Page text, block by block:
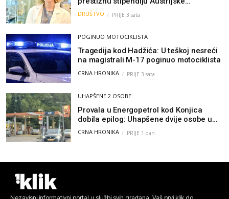
akademije nauka, njeno istraživanje
moglo bi pomoći djeci širom svijeta
DRUŠTVO PRIJE 3 sata
POGINUO MOTOCIKLISTA
Tragedija kod Hadžića: U teškoj nesreći
na magistrali M-17 poginuo motociklista
CRNA HRONIKA PRIJE 3 sata
UHAPŠENE 2 OSOBE
Provala u Energopetrol kod Konjica
dobila epilog: Uhapšene dvije osobe u
Čapljini i Jablanici
CRNA HRONIKA PRIJE 1 dan